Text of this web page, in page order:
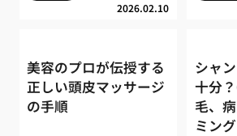
2026.02.10
美容のプロが伝授する
正しい頭皮マッサージ
の手順
シャ
十分
毛、
ミング